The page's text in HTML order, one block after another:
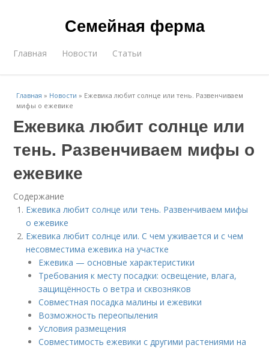
Семейная ферма
Главная Новости Статьи
Главная » Новости » Ежевика любит солнце или тень. Развенчиваем
мифы о ежевике
Ежевика любит солнце или
тень. Развенчиваем мифы о
ежевике
Содержание
Ежевика любит солнце или тень. Развенчиваем мифы
о ежевике
Ежевика любит солнце или. С чем уживается и с чем
несовместима ежевика на участке
Ежевика — основные характеристики
Требования к месту посадки: освещение, влага,
защищённость о ветра и сквозняков
Совместная посадка малины и ежевики
Возможность переопыления
Условия размещения
Совместимость ежевики с другими растениями на